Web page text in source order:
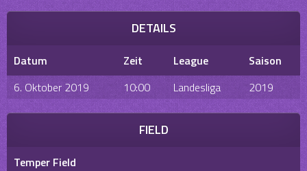
DETAILS
Datum Zeit League
Saison
6. Oktober 2019
10:00 Landesliga 2019
FIELD
Temper Field